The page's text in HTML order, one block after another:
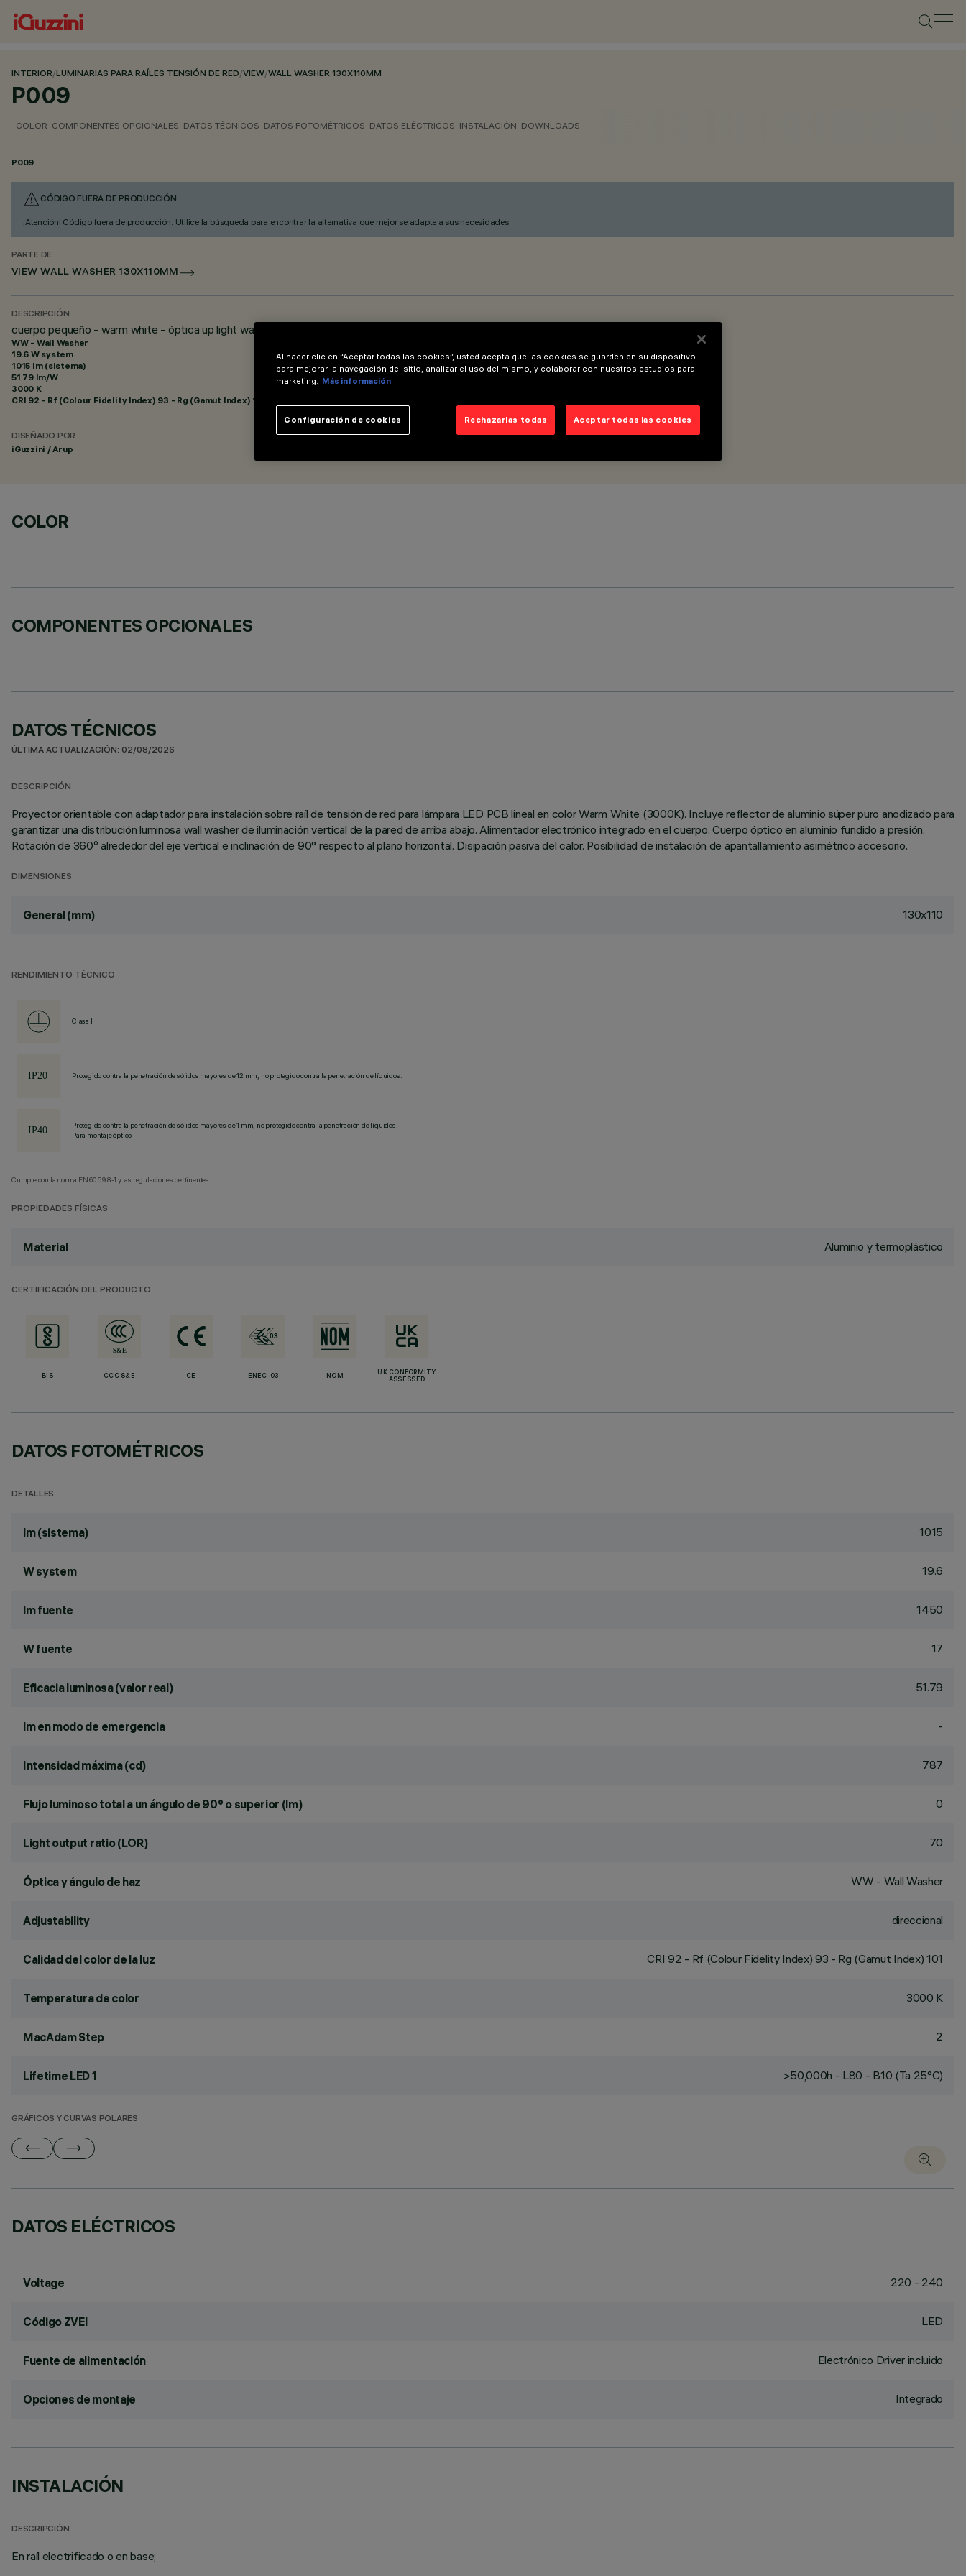
INTERIOR/LUMINARIAS PARA RAÍLES TENSIÓN DE RED/VIEW/WALL WASHER 130X110MM
P009
COLOR COMPONENTES OPCIONALES DATOS TÉCNICOS DATOS FOTOMÉTRICOS DATOS ELÉCTRICOS INSTALACIÓN DOWNLOADS
P009
CÓDIGO FUERA DE PRODUCCIÓN
¡Atención! Código fuera de producción. Utilice la búsqueda para encontrar la alternativa que mejor se adapte a sus necesidades.
PARTE DE
VIEW WALL WASHER 130X110MM
DESCRIPCIÓN
cuerpo pequeño - warm white - óptica up light wall washer
WW - Wall Washer
19.6 W system
1015 lm (sistema)
51.79 lm/W
3000 K
CRI 92 - Rf (Colour Fidelity Index) 93 - Rg (Gamut Index) 101
DISEÑADO POR
iGuzzini / Arup
COLOR
COMPONENTES OPCIONALES
DATOS TÉCNICOS
ÚLTIMA ACTUALIZACIÓN: 02/08/2026
DESCRIPCIÓN
Proyector orientable con adaptador para instalación sobre raíl de tensión de red para lámpara LED PCB lineal en color Warm White (3000K). Incluye reflector de aluminio súper puro anodizado para
garantizar una distribución luminosa wall washer de iluminación vertical de la pared de arriba abajo. Alimentador electrónico integrado en el cuerpo. Cuerpo óptico en aluminio fundido a presión.
Rotación de 360º alrededor del eje vertical e inclinación de 90° respecto al plano horizontal. Disipación pasiva del calor. Posibilidad de instalación de apantallamiento asimétrico accesorio.
DIMENSIONES
General (mm) 130x110
RENDIMIENTO TÉCNICO
Class I
Protegido contra la penetración de sólidos mayores de 12 mm, no protegido contra la penetración de líquidos.
Protegido contra la penetración de sólidos mayores de 1 mm, no protegido contra la penetración de líquidos.
Para montaje óptico
Cumple con la norma EN60598-1 y las regulaciones pertinentes.
PROPIEDADES FÍSICAS
Material Aluminio y termoplástico
CERTIFICACIÓN DEL PRODUCTO
BIS CCC S&E CE ENEC-03 NOM
UK CONFORMITY
ASSESSED
DATOS FOTOMÉTRICOS
DETALLES
lm (sistema) 1015
W system 19.6
lm fuente 1450
W fuente 17
Eficacia luminosa (valor real) 51.79
lm en modo de emergencia -
Intensidad máxima (cd) 787
Flujo luminoso total a un ángulo de 90° o superior (lm) 0
Light output ratio (LOR) 70
Óptica y ángulo de haz WW - Wall Washer
Adjustability direccional
Calidad del color de la luz CRI92 - Rf (Colour Fidelity Index) 93 - Rg (Gamut Index) 101
Temperatura de color 3000 K
MacAdam Step 2
Lifetime LED 1 >50,000h - L80 - B10 (Ta 25°C)
GRÁFICOS Y CURVAS POLARES
DATOS ELÉCTRICOS
Voltage 220 - 240
Código ZVEI LED
Fuente de alimentación Electrónico Driver incluido
Opciones de montaje Integrado
INSTALACIÓN
DESCRIPCIÓN
En raíl electrificado o en base;
Al hacer clic en “Aceptar todas las cookies”, usted acepta que las cookies se guarden en su dispositivo
para mejorar la navegación del sitio, analizar el uso del mismo, y colaborar con nuestros estudios para
marketing. Más información
Rechazarlas todas Aceptar todas las cookies
Configuración de cookies